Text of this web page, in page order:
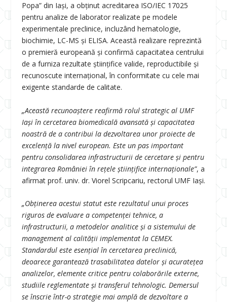
Popa” din Iași, a obținut acreditarea ISO/IEC 17025
pentru analize de laborator realizate pe modele
experimentale preclinice, incluzând hematologie,
biochimie, LC-MS și ELISA. Această realizare reprezintă
o premieră europeană și confirmă capacitatea centrului
de a furniza rezultate științifice valide, reproductibile și
recunoscute internațional, în conformitate cu cele mai
exigente standarde de calitate.
„Această recunoaștere reafirmă rolul strategic al UMF
Iași în cercetarea biomedicală avansată și capacitatea
noastră de a contribui la dezvoltarea unor proiecte de
excelență la nivel european. Este un pas important
pentru consolidarea infrastructurii de cercetare și pentru
integrarea României în rețele științifice internaționale”, a
afirmat prof. univ. dr. Viorel Scripcariu, rectorul UMF Iași.
„Obținerea acestui statut este rezultatul unui proces
riguros de evaluare a competenței tehnice, a
infrastructurii, a metodelor analitice și a sistemului de
management al calității implementat la CEMEX.
Standardul este esențial în cercetarea preclinică,
deoarece garantează trasabilitatea datelor și acuratețea
analizelor, elemente critice pentru colaborările externe,
studiile reglementate și transferul tehnologic. Demersul
se înscrie într-o strategie mai amplă de dezvoltare a